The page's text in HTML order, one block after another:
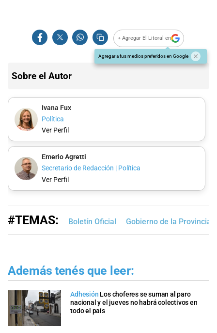
+ Agregar El Litoral en
Agregar a tus medios preferidos en Google
Sobre el Autor
Ivana Fux
Política
Ver Perfil
Emerio Agretti
Secretario de Redacción | Política
Ver Perfil
#TEMAS: Boletín Oficial Gobierno de la Provincia
Además tenés que leer:
Adhesión Los choferes se suman al paro
nacional y el jueves no habrá colectivos en
todo el país